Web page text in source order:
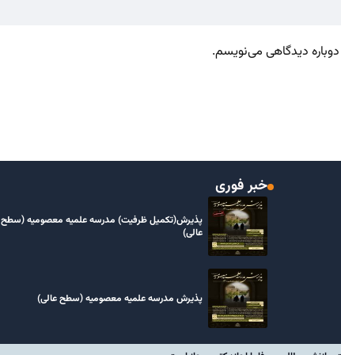
دیدگاهی می‌نویسم.
خبر فوری
پذیرش(تکمیل ظرفیت) مدرسه علمیه معصومیه‌ (سطح
عالی)
پذیرش مدرسه علمیه معصومیه‌ (سطح عالی)